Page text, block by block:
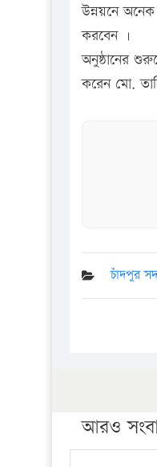
উন্নয়নে
করবেন ।
অনুষ্ঠানের
করেন মো.
চাঁদপুর
আরও